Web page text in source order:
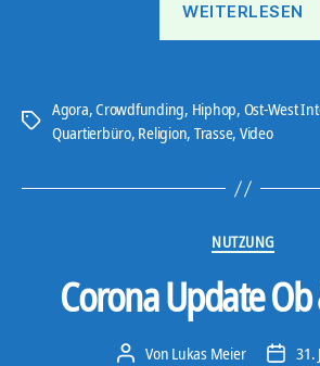
WEITERLESEN
Schlagwörter
Agora,Crowdfunding, Hiphop, Ost-West
Quartierbüro, Religion, Trasse, Video
Kategorien
NUTZUNG
Corona Update Ob
Beitragsautor
Von Lukas Meier 31.